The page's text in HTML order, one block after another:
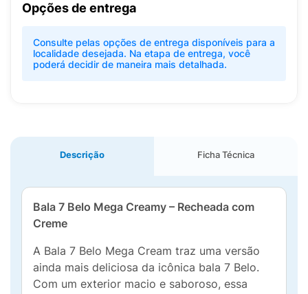
Opções de entrega
Consulte pelas opções de entrega disponíveis para a
localidade desejada. Na etapa de entrega, você
poderá decidir de maneira mais detalhada.
Descrição Ficha Técnica
Bala 7 Belo Mega Creamy – Recheada com
Creme
A Bala 7 Belo Mega Cream traz uma versão
ainda mais deliciosa da icônica bala 7 Belo.
Com um exterior macio e saboroso, essa